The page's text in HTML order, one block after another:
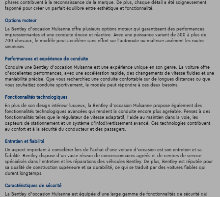
phares contribuent à la reconnaissance de la marque. De plus, chaque détail a été soigneusement
façonné pour créer un parfait équilibre entre esthétique et fonctionnalité.
Options moteur
La Bentley d'occasion Mulsanne offre plusieurs options moteur qui garantissent des performances
impressionnantes et une conduite douce et réactive. Avec une puissance variant de 500 à plus de
700 chevaux, le modèle peut accélérer sans effort sur l'autoroute ou maîtriser aisément les routes
sinueuses.
Performances et expérience de conduite
Conduire une Bentley d'occasion Mulsanne est une expérience unique en son genre. La voiture offre
d'excellentes performances, avec une accélération rapide, des changements de vitesse fluides et une
maniabilité précise. Que vous recherchiez une conduite confortable sur de longues distances ou que
vous souhaitiez conduire sportivement, le modèle peut répondre à ces deux besoins.
Fonctionnalités technologiques
En plus de son design intérieur luxueux, la Bentley d'occasion Mulsanne propose également des
fonctionnalités technologiques avancées qui rendent la conduite encore plus agréable. Pensez à des
fonctionnalités telles que le régulateur de vitesse adaptatif, l'aide au maintien dans la voie, les
capteurs de stationnement et un système d'infodivertissement avancé. Ces technologies contribuent
au confort et à la sécurité du conducteur et des passagers.
Entretien et fiabilité
Un aspect important à considérer lors de l'achat d'une voiture d'occasion est son entretien et sa
fiabilité. Bentley dispose d'un vaste réseau de concessionnaires agréés et de centres de service
spécialisés dans l'entretien et les réparations des véhicules Bentley. De plus, Bentley est réputée pour
sa qualité de construction supérieure et sa durabilité, ce qui se traduit par des voitures fiables qui
durent longtemps.
Caractéristiques de sécurité
La Bentley d'occasion Mulsanne est équipée d'une large gamme de fonctionnalités de sécurité qui